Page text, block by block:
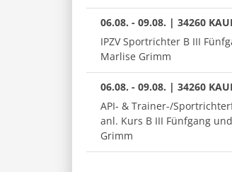
06.08. - 09.08. | 34260
IPZV Sportrichter B III
Marlise Grimm
06.08. - 09.08. | 34260
API- & Trainer-/
anl. Kurs B III Fünfgang
Grimm